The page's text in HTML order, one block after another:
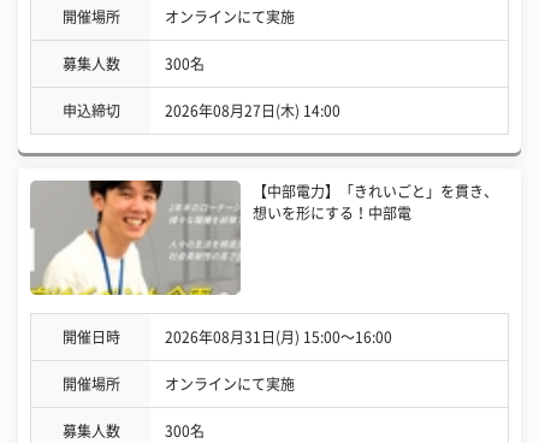
開催場所 オンラインにて実施
募集人数 300名
申込締切 2026年08月27日(木) 14:00
【中部電力】「きれいごと」を貫き、
想いを形にする！中部電
開催日時 2026年08月31日(月) 15:00〜16:00
開催場所 オンラインにて実施
募集人数 300名